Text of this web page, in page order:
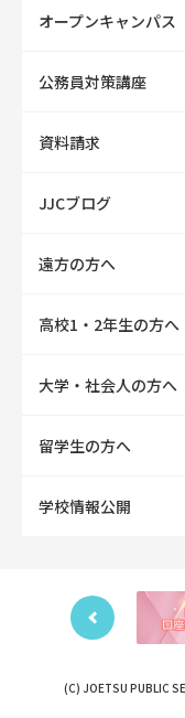
オープンキャンパス
公務員対策講座
資料請求
JJCブログ
遠方の方へ
高校1・2年生の方へ
大学・社会人の方へ
留学生の方へ
学校情報公開
(C) JOETSU PUBLIC